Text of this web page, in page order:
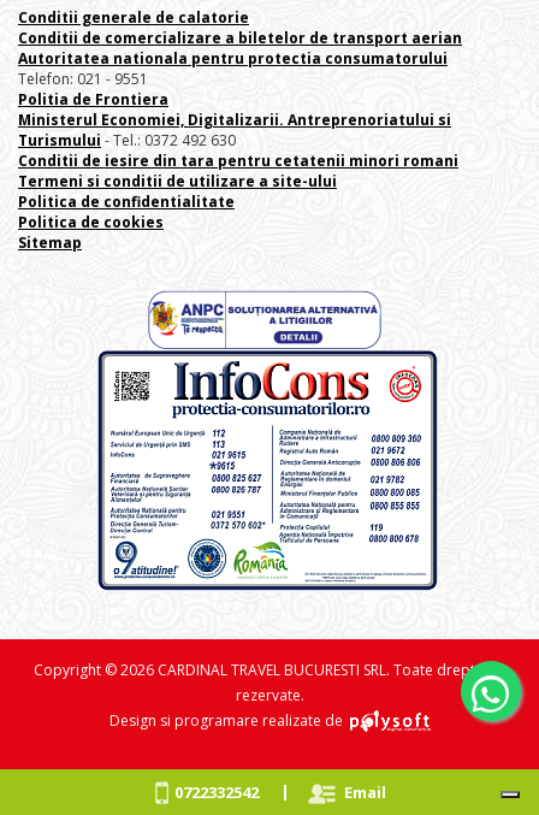
Conditii generale de calatorie
Conditii de comercializare a biletelor de transport aerian
Autoritatea nationala pentru protectia consumatorului
Telefon: 021 - 9551
Politia de Frontiera
Ministerul Economiei, Digitalizarii. Antreprenoriatului si
Turismului - Tel.: 0372 492 630
Conditii de iesire din tara pentru cetatenii minori romani
Termeni si conditii de utilizare a site-ului
Politica de confidentialitate
Politica de cookies
Sitemap
0722332542| Email
Copyright © 2026 CARDINAL TRAVEL BUCURESTI SRL. Toate drepturile
rezervate.
Design si programare realizate de